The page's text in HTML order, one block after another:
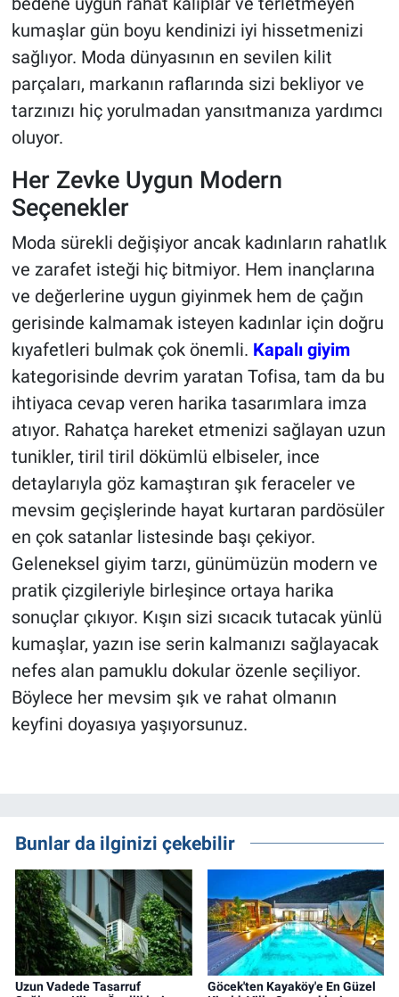
kumaşlar gün boyu kendinizi iyi hissetmenizi
sağlıyor. Moda dünyasının en sevilen kilit
parçaları, markanın raflarında sizi bekliyor ve
tarzınızı hiç yorulmadan yansıtmanıza yardımcı
oluyor.
Her Zevke Uygun Modern
Seçenekler
Moda sürekli değişiyor ancak kadınların rahatlık
ve zarafet isteği hiç bitmiyor. Hem inançlarına
ve değerlerine uygun giyinmek hem de çağın
gerisinde kalmamak isteyen kadınlar için doğru
kıyafetleri bulmak çok önemli. Kapalı giyim
kategorisinde devrim yaratan Tofisa, tam da bu
ihtiyaca cevap veren harika tasarımlara imza
atıyor. Rahatça hareket etmenizi sağlayan uzun
tunikler, tiril tiril dökümlü elbiseler, ince
detaylarıyla göz kamaştıran şık feraceler ve
mevsim geçişlerinde hayat kurtaran pardösüler
en çok satanlar listesinde başı çekiyor.
Geleneksel giyim tarzı, günümüzün modern ve
pratik çizgileriyle birleşince ortaya harika
sonuçlar çıkıyor. Kışın sizi sıcacık tutacak yünlü
kumaşlar, yazın ise serin kalmanızı sağlayacak
nefes alan pamuklu dokular özenle seçiliyor.
Böylece her mevsim şık ve rahat olmanın
keyfini doyasıya yaşıyorsunuz.
Bunlar da ilginizi çekebilir
Uzun Vadede Tasarruf
Göcek'ten Kayaköy'e En Güzel